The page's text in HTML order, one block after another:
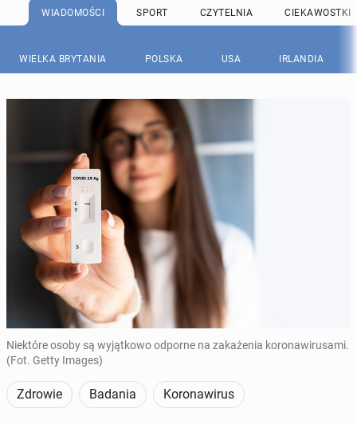
WIADOMOŚCI SPORT CZYTELNIA CIEKAWOSTKI
WIELKA BRYTANIA POLSKA USA IRLANDIA
Niektóre osoby są wyjątkowo odporne na zakażenia koronawirusami.
(Fot. Getty Images)
Zdrowie Badania Koronawirus